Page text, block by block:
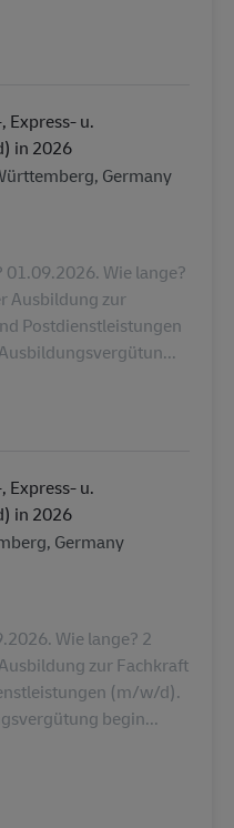
Express- u.
in 2026
Germany
01.09.2026. Wie lange?
Ausbildung zur
Postdienstleistungen
Express- u.
in 2026
Germany
Wie lange? 2
zur Fachkraft
(m/w/d).
begin...